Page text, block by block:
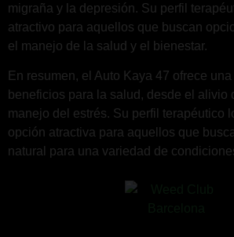
migraña y la depresión. Su perfil
atractivo para aquellos que buscan
el manejo de la salud y el bienestar.
En resumen, el Auto Kaya 47 ofrece
beneficios para la salud, desde el alivio
manejo del estrés. Su perfil terapéutico
opción atractiva para aquellos que
natural para una variedad de